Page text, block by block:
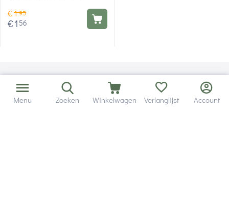
€195
€1 56
Menu Zoeken Winkelwagen Verlanglijst Account